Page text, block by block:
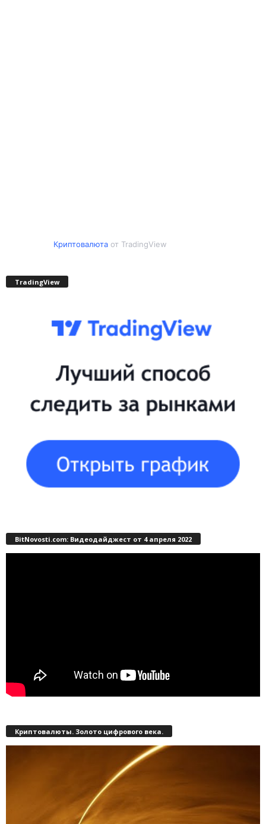
Криптовалютаот TradingView
TradingView
BitNovosti.com: Видеодайджест от 4 апреля 2022
Криптовалюты. Золото цифрового века.